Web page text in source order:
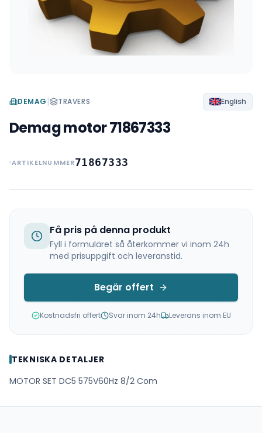
DEMAG | TRAVERS English
Demag motor 71867333
ARTIKELNUMMER71867333
Få pris på denna produkt
Fyll i formuläret så återkommer vi inom 24h
med prisuppgift och leveranstid.
Begär offert
Kostnadsfri offert Svar inom 24h Leverans inom EU
TEKNISKA DETALJER
MOTOR SET DC5 575V60Hz 8/2 Com